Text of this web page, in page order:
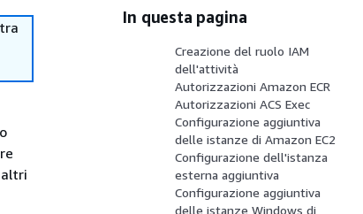
In questa pagina
Creazione del ruolo IAM
dell'attività
Autorizzazioni Amazon ECR
Autorizzazioni ACS Exec
Configurazione aggiuntiva
delle istanze di Amazon EC2
Configurazione dell'istanza
esterna aggiuntiva
Configurazione aggiuntiva
delle istanze Windows di